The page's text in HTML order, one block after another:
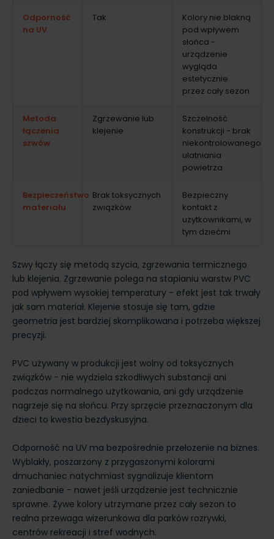
Odporność
na UV
Tak
Kolory nie blakną
pod wpływem
słońca -
urządzenie
wygląda
estetycznie
przez cały sezon
Metoda
łączenia
szwów
Zgrzewanie lub
klejenie
Szczelność
konstrukcji - brak
niekontrolowanego
ulatniania
powietrza
Bezpieczeństwo
materiału
Brak toksycznych
związków
Bezpieczny
kontakt z
użytkownikami, w
tym dziećmi
Szwy łączy się metodą szycia, zgrzewania termicznego
lub klejenia. Zgrzewanie polega na stapianiu warstw PVC
pod wpływem wysokiej temperatury - efekt jest tak trwały
jak sam materiał. Klejenie stosuje się tam, gdzie
geometria jest bardziej skomplikowana i potrzeba większej
precyzji.
PVC używany w produkcji jest wolny od toksycznych
związków - nie wydziela szkodliwych substancji ani
podczas normalnego użytkowania, ani gdy urządzenie
nagrzeje się na słońcu. Przy sprzęcie przeznaczonym dla
dzieci to kwestia bezdyskusyjna.
Odporność na UV ma bezpośrednie przełożenie na biznes.
Wyblakły, poszarzony z przygaszonymi kolorami
dmuchaniec natychmiast sygnalizuje klientom
zaniedbanie - nawet jeśli urządzenie jest technicznie
sprawne. Żywe kolory utrzymane przez cały sezon to
realna przewaga wizerunkowa dla parków rozrywki,
centrów rekreacji i stref wodnych.